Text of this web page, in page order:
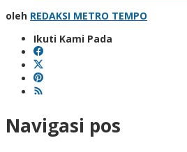
oleh REDAKSI METRO TEMPO
Ikuti Kami Pada
Navigasi pos